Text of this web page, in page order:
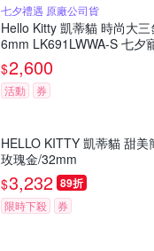
七夕禮遇 原廠公司貨
Hello Kitty 凱蒂貓 時尚大
6mm LK691LWWA-S 七夕
$2,600
活動 券
HELLO KITTY 凱蒂貓 甜
玫瑰金/32mm
$3,232 89折
限時下殺 券